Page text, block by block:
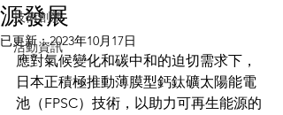
技術創新
活動資訊
源發展
已更新：2023年10月17日
應對氣候變化和碳中和的迫切需求下，
日本正積極推動薄膜型鈣鈦礦太陽能電
池（FPSC）技術，以助力可再生能源的